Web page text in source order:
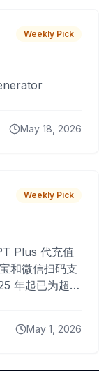
Weekly Pick
May 18, 2026
Weekly Pick
Plus 代充值
和微信扫码支
年起已为超过
May 1, 2026